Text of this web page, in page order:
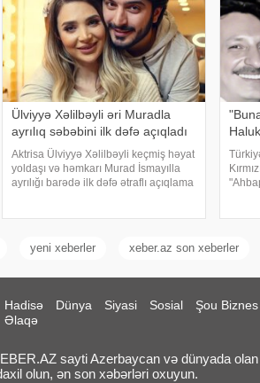
Ülviyyə Xəlilbəyli əri Muradla
ayrılıq səbəbini ilk dəfə açıqladı
Aktrisa Ülviyyə Xəlilbəyli keçmiş həyat
yoldaşı və həmkarı Murad İsmayılla
ayrılığı barədə ilk dəfə ətraflı açıqlama
yeni xeberler xeber.az son xeberler
Hadisə Dünya Siyasi Sosial Şou Biznes
Əlaqə
sayti Azerbaycan və dünyada
olun, ən son xəbərləri oxuyun.